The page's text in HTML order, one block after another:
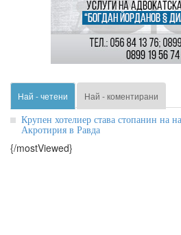
Най - четени Най - коментирани
Крупен хотелиер става стопанин на
Акротирия в Равда
{/mostViewed}